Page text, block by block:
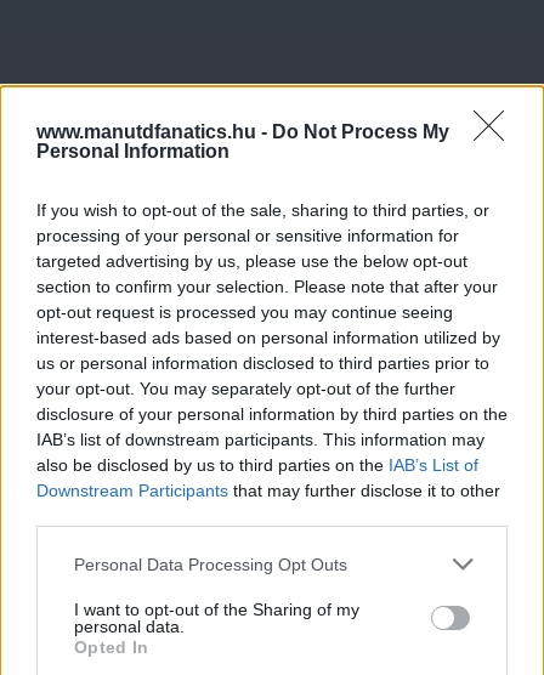
www.manutdfanatics.hu - Do Not Process My
Personal Information
If you wish to opt-out of the sale, sharing to third parties, or
processing of your personal or sensitive information for
targeted advertising by us, please use the below opt-out
section to confirm your selection. Please note that after your
opt-out request is processed you may continue seeing
interest-based ads based on personal information utilized by
us or personal information disclosed to third parties prior to
your opt-out. You may separately opt-out of the further
disclosure of your personal information by third parties on the
IAB’s list of downstream participants. This information may
also be disclosed by us to third parties on the IAB’s List of
Downstream Participants that may further disclose it to other
Please note that this website/app uses one or more Google
not limited to your visit or usage behaviour. You may click to
grant or deny consent to Google and its third-party tags to
use your data for below specified purposes in below Google
Personal Data Processing Opt Outs
I want to opt-out of the Sharing of my
personal data.
Opted In